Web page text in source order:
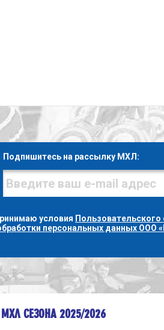
Подпишитесь на рассылку МХЛ:
условия Пользовательского
персональных данных ООО
МХЛ СЕЗОНА 2025/2026